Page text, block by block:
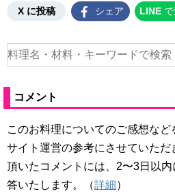
X に投稿 シェア LINE
コメント
このお料理についてのご感想など
サイト運営の参考にさせていただ
頂いたコメントには、2〜3日以
答いたします。（詳細）